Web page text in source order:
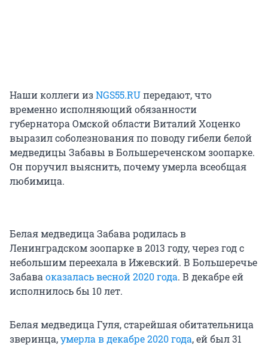
Наши коллеги изNGS55.RUпередают, что
временно исполняющий обязанности
губернатора Омской области Виталий Хоценко
выразил соболезнования по поводу гибели белой
медведицы Забавы в Большереченском зоопарке.
Он поручил выяснить, почему умерла всеобщая
любимица.
Белая медведица Забава родилась в
Ленинградском зоопарке в 2013 году, через год с
небольшим переехала в Ижевский. В Большеречье
Забаваоказалась весной 2020 года. В декабре ей
исполнилось бы 10 лет.
Белая медведица Гуля, старейшая обитательница
зверинца,умерла в декабре 2020 года, ей был 31